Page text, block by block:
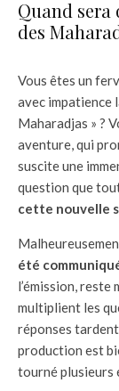
Quand sera
des
Vous êtes un
avec impatience
Maharadjas » ?
aventure, qui
suscite une
question que
cette nouvelle
été
l’émission,
multiplient les
réponses
production est
tourné plusieurs